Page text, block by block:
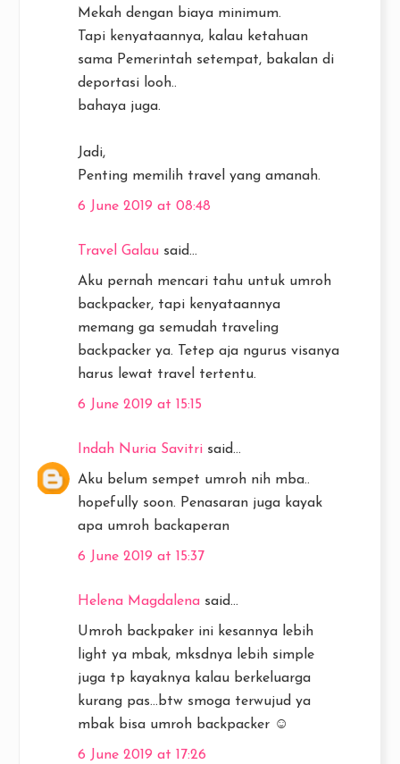
Mekah dengan biaya minimum.
Tapi kenyataannya, kalau ketahuan
sama Pemerintah setempat, bakalan di
deportasi looh..
bahaya juga.
Jadi,
Penting memilih travel yang amanah.
6 June 2019 at 08:48
Travel Galau said...
Aku pernah mencari tahu untuk umroh
backpacker, tapi kenyataannya
memang ga semudah traveling
backpacker ya. Tetep aja ngurus visanya
harus lewat travel tertentu.
6 June 2019 at 15:15
Indah Nuria Savitri said...
Aku belum sempet umroh nih mba..
hopefully soon. Penasaran juga kayak
apa umroh backaperan
6 June 2019 at 15:37
Helena Magdalena said...
Umroh backpaker ini kesannya lebih
light ya mbak, mksdnya lebih simple
juga tp kayaknya kalau berkeluarga
kurang pas...btw smoga terwujud ya
mbak bisa umroh backpacker ☺
6 June 2019 at 17:26